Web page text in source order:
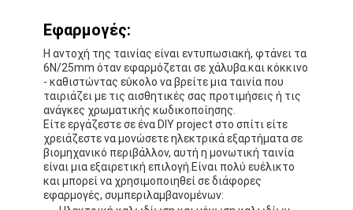
Το διπλάσιο πλαισίωσε την κολλητική ταινία
Κολλητική ταινία της PET
Ρίψη επένδυσης ακρίβειας
Ηλεκτρική πίνακα μόνωσης
Εφαρμογές:
Η αντοχή της ταινίας είναι εντυπωσιακή, φτάνει τα
6N/25mm όταν εφαρμόζεται σε χάλυβα.και κόκκινο
- καθιστώντας εύκολο να βρείτε μια ταινία που
ταιριάζει με τις αισθητικές σας προτιμήσεις ή τις
ανάγκες χρωματικής κωδικοποίησης.
Είτε εργάζεστε σε ένα DIY project στο σπίτι είτε
χρειάζεστε να μονώσετε ηλεκτρικά εξαρτήματα σε
βιομηχανικό περιβάλλον, αυτή η μονωτική ταινία
είναι μια εξαιρετική επιλογή.Είναι πολύ ευέλικτο
και μπορεί να χρησιμοποιηθεί σε διάφορες
εφαρμογές, συμπεριλαμβανομένων: